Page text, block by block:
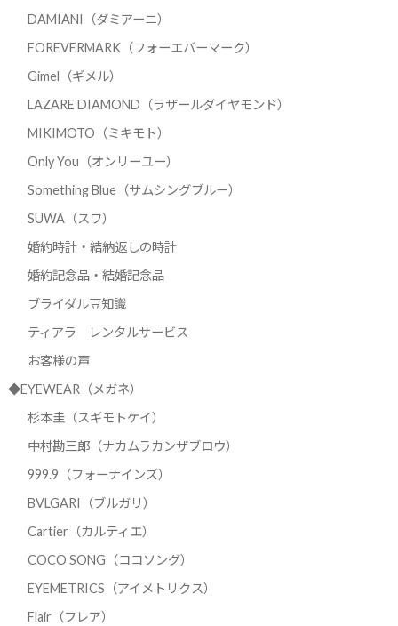
DAMIANI（ダミアーニ）
FOREVERMARK（フォーエバーマーク）
Gimel（ギメル）
LAZARE DIAMOND（ラザールダイヤモンド）
MIKIMOTO（ミキモト）
Only You（オンリーユー）
Something Blue（サムシングブルー）
SUWA（スワ）
婚約時計・結納返しの時計
婚約記念品・結婚記念品
ブライダル豆知識
ティアラ レンタルサービス
お客様の声
◆EYEWEAR（メガネ）
杉本圭（スギモトケイ）
中村勘三郎（ナカムラカンザブロウ）
999.9（フォーナインズ）
BVLGARI（ブルガリ）
Cartier（カルティエ）
COCO SONG（ココソング）
EYEMETRICS（アイメトリクス）
Flair（フレア）